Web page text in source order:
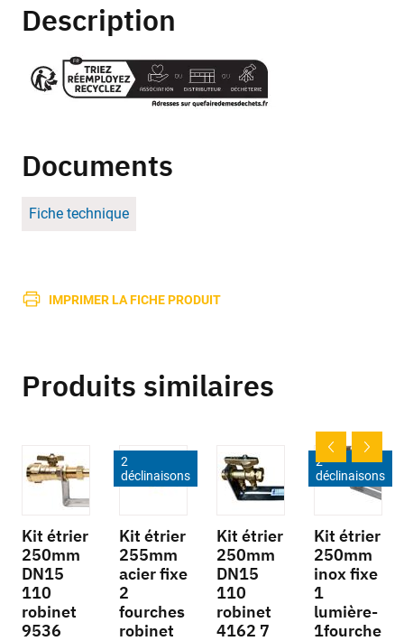
Description
Documents
Fiche technique
IMPRIMER LA FICHE PRODUIT
Produits similaires
Kit étrier
250mm
DN15
110
robinet
9536
2
déclinaisons
Kit étrier
255mm
acier fixe
2
fourches
robinet
Kit étrier
250mm
DN15
110
robinet
4162 7
2
déclinaisons
Kit étrier
250mm
inox fixe
1
lumière-
1fourche